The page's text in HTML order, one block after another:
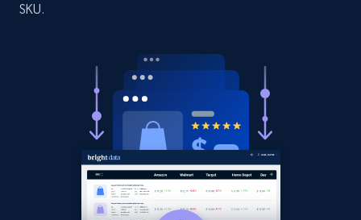
Target - Gather data on products using
specified keywords
URL, Product id, Title, Product description,
Rating, Reviews count, Initial price, Discount,
SKU.